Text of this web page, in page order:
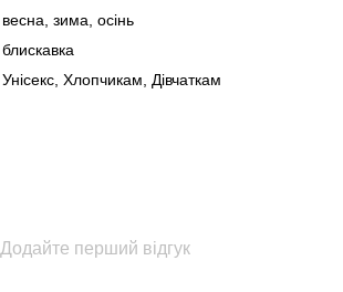
весна, зима, осінь
блискавка
Унісекс, Хлопчикам, Дівчаткам
Додайте перший відгук